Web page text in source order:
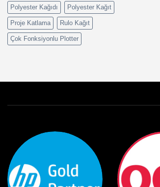
Polyester Kağıdı Polyester Kağıt
Proje Katlama Rulo Kağıt
Çok Fonksiyonlu Plotter